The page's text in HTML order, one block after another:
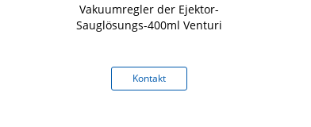
Vakuumregler der Ejektor-
Sauglösungs-400ml Venturi
Kontakt